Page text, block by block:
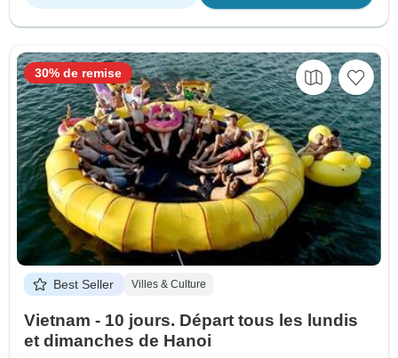
Best Seller Villes & Culture
Vietnam - 10 jours. Départ tous les lundis
et dimanches de Hanoi
30% de remise